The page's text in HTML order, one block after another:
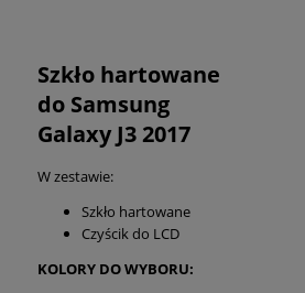
Szkło hartowane
do Samsung
Galaxy J3 2017
W zestawie:
Szkło hartowane
Czyścik do LCD
KOLORY DO WYBORU: